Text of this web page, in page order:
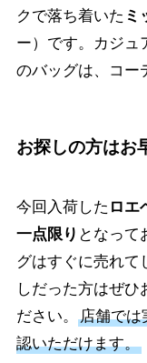
クで落ち着いた ミ
ー）です。カジュ
のバッグは、コー
お探しの方はお
今回入荷した ロエ
一点限り となって
グはすぐに売れて
しだった方はぜひ
ださい。
店舗では
認いただけます。